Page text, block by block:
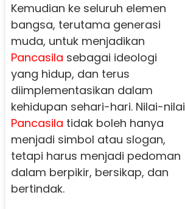
Kemudian ke seluruh elemen
bangsa, terutama generasi
muda, untuk menjadikan
Pancasila sebagai ideologi
yang hidup, dan terus
diimplementasikan dalam
kehidupan sehari-hari. Nilai-nilai
Pancasila tidak boleh hanya
menjadi simbol atau slogan,
tetapi harus menjadi pedoman
dalam berpikir, bersikap, dan
bertindak.